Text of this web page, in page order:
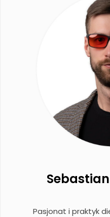
Pasjonat i praktyk